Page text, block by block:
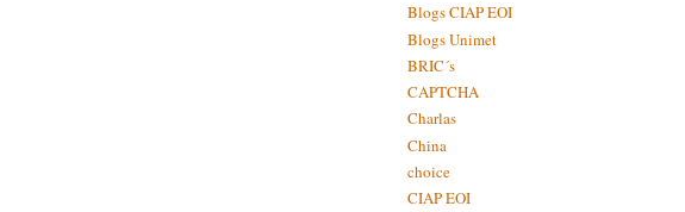
Blogs CIAP EOI
Blogs Unimet
BRIC´s
CAPTCHA
Charlas
China
choice
CIAP EOI